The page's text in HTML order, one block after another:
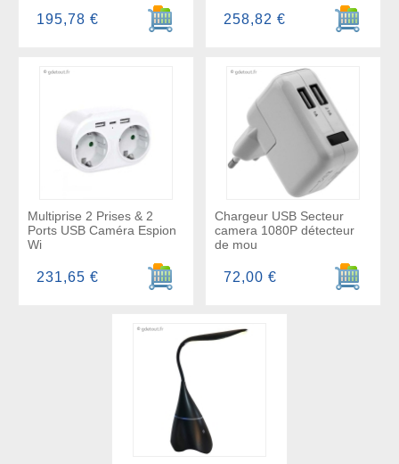
Ajouter au panier
195,78 €
Ajouter
258,82 €
Multiprise 2 Prises & 2
Ports USB Caméra Espion
Wi
Ajouter au panier
231,65 €
Chargeur USB Secteur
camera 1080P détecteur
de mou
Ajouter
72,00 €